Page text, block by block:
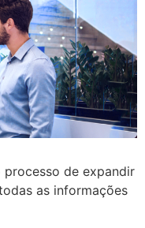
processo de expandir
as informações